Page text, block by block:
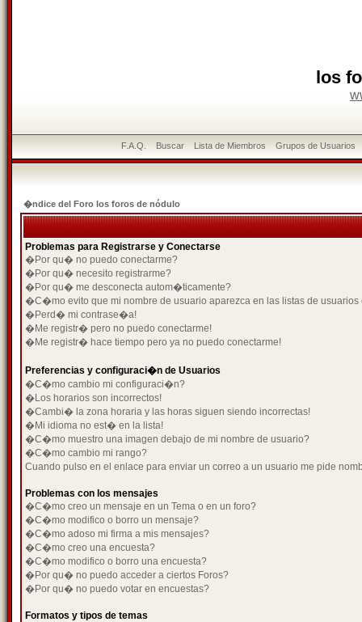
los
F.A.Q. Buscar Lista de Miembros Grupos de Usuarios
�ndice del Foro los foros de nódulo
Problemas para Registrarse y Conectarse
�Por qu� no puedo conectarme?
�Por qu� necesito registrarme?
�Por qu� me desconecta autom�ticamente?
�C�mo evito que mi nombre de usuario aparezca en las listas de usuarios
�Perd� mi contrase�a!
�Me registr� pero no puedo conectarme!
�Me registr� hace tiempo pero ya no puedo conectarme!
Preferencias y configuraci�n de Usuarios
�C�mo cambio mi configuraci�n?
�Los horarios son incorrectos!
�Cambi� la zona horaria y las horas siguen siendo incorrectas!
�Mi idioma no est� en la lista!
�C�mo muestro una imagen debajo de mi nombre de usuario?
�C�mo cambio mi rango?
Cuando pulso en el enlace para enviar un correo a un usuario me pide
Problemas con los mensajes
�C�mo creo un mensaje en un Tema o en un foro?
�C�mo modifico o borro un mensaje?
�C�mo adoso mi firma a mis mensajes?
�C�mo creo una encuesta?
�C�mo modifico o borro una encuesta?
�Por qu� no puedo acceder a ciertos Foros?
�Por qu� no puedo votar en encuestas?
Formatos y tipos de temas